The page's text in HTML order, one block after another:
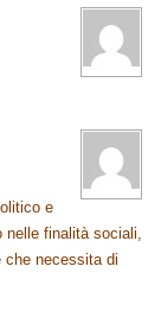
e
nelle finalità sociali,
che necessita di